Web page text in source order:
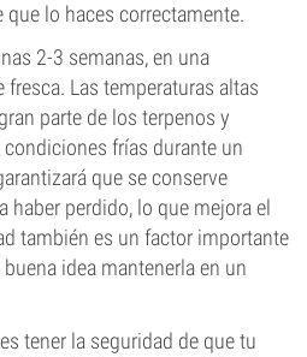
lo haces correctamente.
2-3 semanas, en una
Las temperaturas altas
parte de los terpenos y
frías durante un
que se conserve
haber perdido, lo que mejora el
también es un factor importante
idea mantenerla en un
tener la seguridad de que tu